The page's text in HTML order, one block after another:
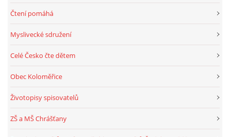
Čtení pomáhá
Myslivecké sdružení
Celé Česko čte dětem
Obec Koloměřice
Životopisy spisovatelů
ZŠ a MŠ Chrášťany